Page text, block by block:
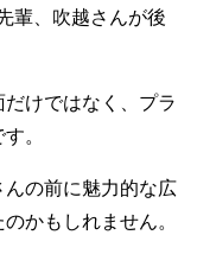
輩、吹越さんが後
けではなく、プラ
。
の前に魅力的な広
かもしれません。